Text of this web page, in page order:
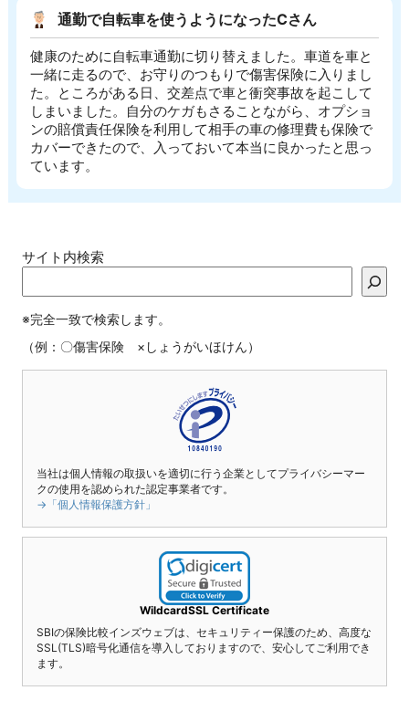
通勤で自転車を使うようになったCさん
健康のために自転車通勤に切り替えました。車道を車と
一緒に走るので、お守りのつもりで傷害保険に入りまし
た。ところがある日、交差点で車と衝突事故を起こして
しまいました。自分のケガもさることながら、オプショ
ンの賠償責任保険を利用して相手の車の修理費も保険で
カバーできたので、入っておいて本当に良かったと思っ
ています。
サイト内検索
※完全一致で検索します。
（例：〇傷害保険 ×しょうがいほけん）
当社は個人情報の取扱いを適切に行う企業としてプライバシーマー
クの使用を認められた認定事業者です。
→「個人情報保護方針」
WildcardSSL Certificate
SBIの保険比較インズウェブは、セキュリティー保護のため、高度な
SSL(TLS)暗号化通信を導入しておりますので、安心してご利用でき
ます。